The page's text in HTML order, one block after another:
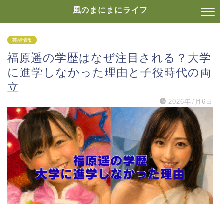
風のまにまにライフ
芸能情報
福原遥の学歴はなぜ注目される？大学
に進学しなかった理由と子役時代の両
立
2026年7月6日